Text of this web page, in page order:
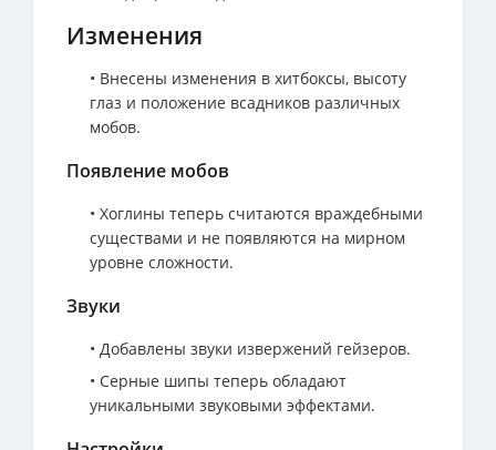
Изменения
• Внесены изменения в хитбоксы, высоту
глаз и положение всадников различных
мобов.
Появление мобов
• Хоглины теперь считаются враждебными
существами и не появляются на мирном
уровне сложности.
Звуки
• Добавлены звуки извержений гейзеров.
• Серные шипы теперь обладают
уникальными звуковыми эффектами.